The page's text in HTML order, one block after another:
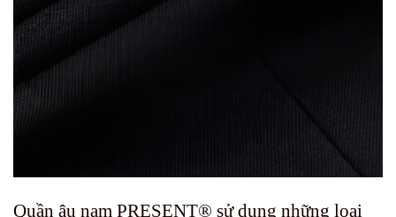
Quần âu nam PRESENT® sử dụng những loại